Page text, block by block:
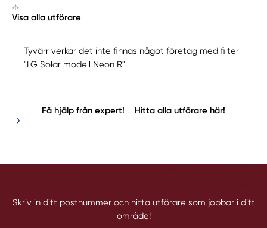
Visa alla utförare
Tyvärr verkar det inte finnas något företag med filter
"LG Solar modell Neon R"
Få hjälp från expert! Hitta alla utförare här!
Skriv in ditt postnummer och hitta utförare som jobbar i ditt
område!